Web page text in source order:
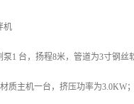
机
1 台，扬程8米，管道为3寸钢丝
质主机一台，挤压功率为